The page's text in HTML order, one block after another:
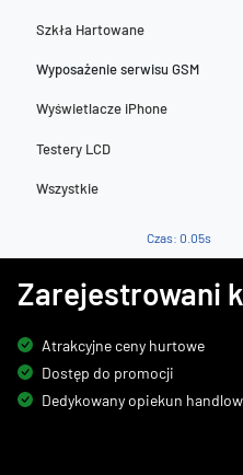
Szkła Hartowane
Wyposażenie serwisu GSM
Wyświetlacze iPhone
Testery LCD
Wszystkie
Czas: 0.05s
Zarejestrowani
Atrakcyjne ceny hurtowe
Dostęp do promocji
Dedykowany opiekun